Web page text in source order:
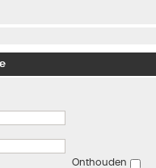
Onthouden